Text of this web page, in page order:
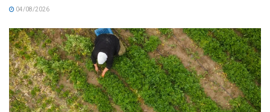
04/08/2026